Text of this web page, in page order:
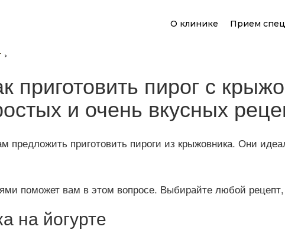
О клинике Прием
›
приготовить пирог с
и очень вкусных
приготовить пироги из крыжовника. Они
поможет вам в этом вопросе. Выбирайте любой
на йогурте